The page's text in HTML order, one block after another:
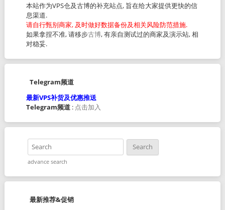
本站作为VPS仓及古博的补充站点, 旨在给大家提供更快的信
息渠道.
请自行甄别商家, 及时做好数据备份及相关风险防范措施.
如果拿捏不准, 请移步古博, 有亲自测试过的商家及演示站, 相
对稳妥.
Telegram频道
最新VPS补货及优惠推送
Telegram频道: 点击加入
advance search
最新推荐&促销